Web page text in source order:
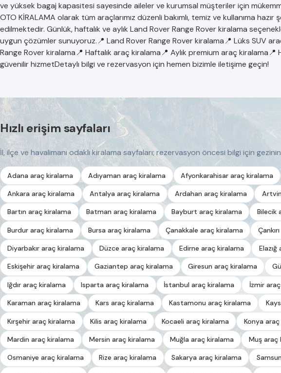
ve yüksek bagaj kapasitesi sayesinde aileler ve kurumsal müşteriler için
OTO KİRALAMA olarak tüm araçlarımız düzenli bakımlı, temiz ve kullanıma hazır
edilmektedir. Günlük, haftalık ve aylık Land Rover Range Rover kiralama
uygun çözümler sunuyoruz.📍 Land Rover Range Rover kiralama📍 Lüks SUV
Range Rover kiralama📍 Haftalık araç kiralama📍 Aylık premium araç kiralama📍
güvenilir hizmetDetaylı bilgi ve rezervasyon için hemen bizimle iletişime geçin!
Hızlı erişim sayfaları
İl, ilçe ve havalimanı odaklı kiralama sayfaları; rezervasyon öncesi bilgi için
Adana araç kiralama Adıyaman araç kiralama Afyonkarahisar araç kiralama
Ankara araç kiralama Antalya araç kiralama Ardahan araç kiralama
Bartın araç kiralama Batman araç kiralama Bayburt araç kiralama Bilecik
Burdur araç kiralama Bursa araç kiralama Çanakkale araç kiralama
Diyarbakır araç kiralama Düzce araç kiralama Edirne araç kiralama
Eskişehir araç kiralama Gaziantep araç kiralama Giresun araç kiralama
Iğdır araç kiralama Isparta araç kiralama İstanbul araç kiralama İzmir
Karaman araç kiralama Kars araç kiralama Kastamonu araç kiralama
Kırşehir araç kiralama Kilis araç kiralama Kocaeli araç kiralama Konya
Mardin araç kiralama Mersin araç kiralama Muğla araç kiralama Muş araç
Osmaniye araç kiralama Rize araç kiralama Sakarya araç kiralama